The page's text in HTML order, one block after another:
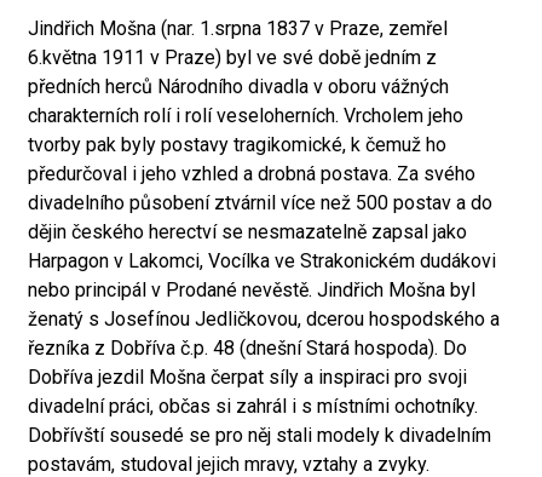
Jindřich Mošna (nar. 1.srpna 1837 v Praze, zemřel
6.května 1911 v Praze) byl ve své době jedním z
předních herců Národního divadla v oboru vážných
charakterních rolí i rolí veseloherních. Vrcholem jeho
tvorby pak byly postavy tragikomické, k čemuž ho
předurčoval i jeho vzhled a drobná postava. Za svého
divadelního působení ztvárnil více než 500 postav a do
dějin českého herectví se nesmazatelně zapsal jako
Harpagon v Lakomci, Vocílka ve Strakonickém dudákovi
nebo principál v Prodané nevěstě. Jindřich Mošna byl
ženatý s Josefínou Jedličkovou, dcerou hospodského a
řezníka z Dobříva č.p. 48 (dnešní Stará hospoda). Do
Dobříva jezdil Mošna čerpat síly a inspiraci pro svoji
divadelní práci, občas si zahrál i s místními ochotníky.
Dobřívští sousedé se pro něj stali modely k divadelním
postavám, studoval jejich mravy, vztahy a zvyky.